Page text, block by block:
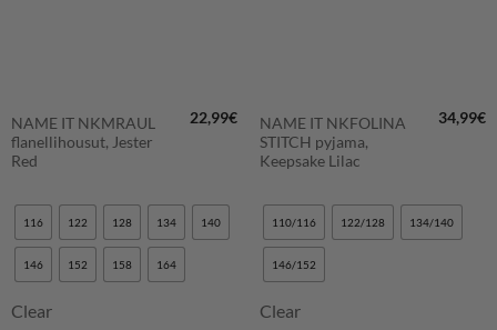
NAME IT NKMRAUL
flanellihousut, Jester
Red
22,99€
116 122 128 134 140
146 152 158 164
Clear
NAME IT NKFOLINA
STITCH pyjama,
Keepsake Lilac
34,99€
110/116 122/128 134/140
146/152
Clear